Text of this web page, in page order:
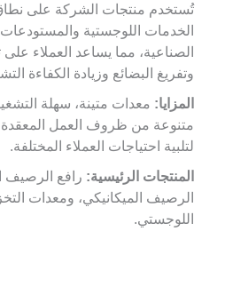
تُستخدم منتجات الشركة على
الخدمات اللوجستية والمستودعات
الصناعية، مما يساعد العملاء
وتفريغ البضائع وزيادة الكفاءة
المزايا: معدات متينة، سهلة
متنوعة من ظروف العمل
لتلبية احتياجات العملاء المختلفة.
المنتجات الرئيسية: رافع الرصيف
الرصيف الميكانيكي، ومعدات
اللوجستي.